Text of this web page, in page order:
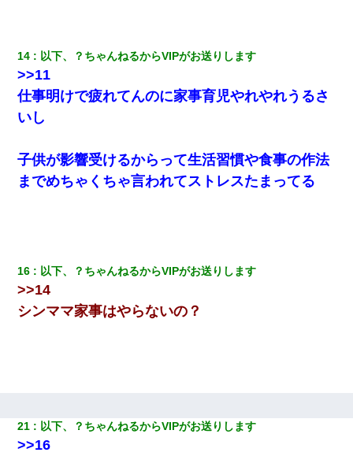
嫁を半身不随にしやがった恨みは、正直こんなもんじゃ晴れな
この母親は娘の黒歴史を掘り出さないと死ぬんか？ 死ぬんか？
【衝撃】女友達から行為中に告白されてOKした結果
小学生の息子が急に様子がおかしくなった。私「理由を聞いても
の幼稚園に来る
旦那の元カノをSNSで探して写真を保存して顔面評価スレで写真
を晒してた。ほとんどがブスという評価の中で二人ほど意外に好
俺「初対面でなに言ったか覚えてる？」嫁「臭いんだよ！キモオ
タ？だっけ？」俺「だいたい合ってる。で、なんで告白してきた
の？」→
14 以下、？ちゃんねるからVIPがお送りします
>>11
仕事明けで疲れてんのに家事育児やれやれうるさ
いし
子供が影響受けるからって生活習慣や食事の作法
までめちゃくちゃ言われてストレスたまってる
16 以下、？ちゃんねるからVIPがお送りします
>>14
シンママ家事はやらないの？
21 以下、？ちゃんねるからVIPがお送りします
>>16